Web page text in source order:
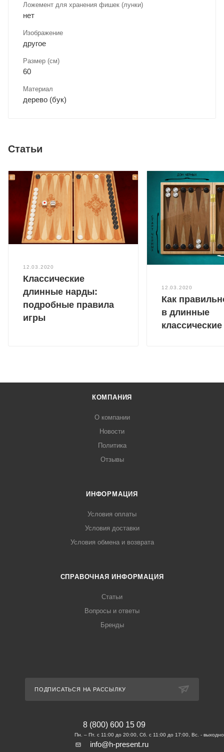
Ложемент для хранения фишек (лунки)
нет
Изображение
другое
Размер (см)
60
Материал
дерево (бук)
Статьи
12.03.2020
Классические
длинные нарды:
подробные правила
игры
12.03.2020
Как
в длинные
КОМПАНИЯ
О компании
Новости
Политика
Отзывы
ИНФОРМАЦИЯ
Условия оплаты
Условия доставки
Условия обмена и возврата
СПРАВОЧНАЯ ИНФОРМАЦИЯ
Статьи
Вопросы и ответы
Бренды
ПОДПИСАТЬСЯ НА РАССЫЛКУ
8 (800) 600 15 09
info@h-present.ru